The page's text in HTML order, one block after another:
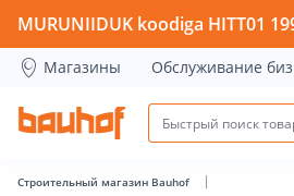
AUGUSAAG 35MM 1.3/8&quot; -
MURUNIIDUK koodiga HITT01
Магазины Обслуживание
Строительный магазин Bauhof